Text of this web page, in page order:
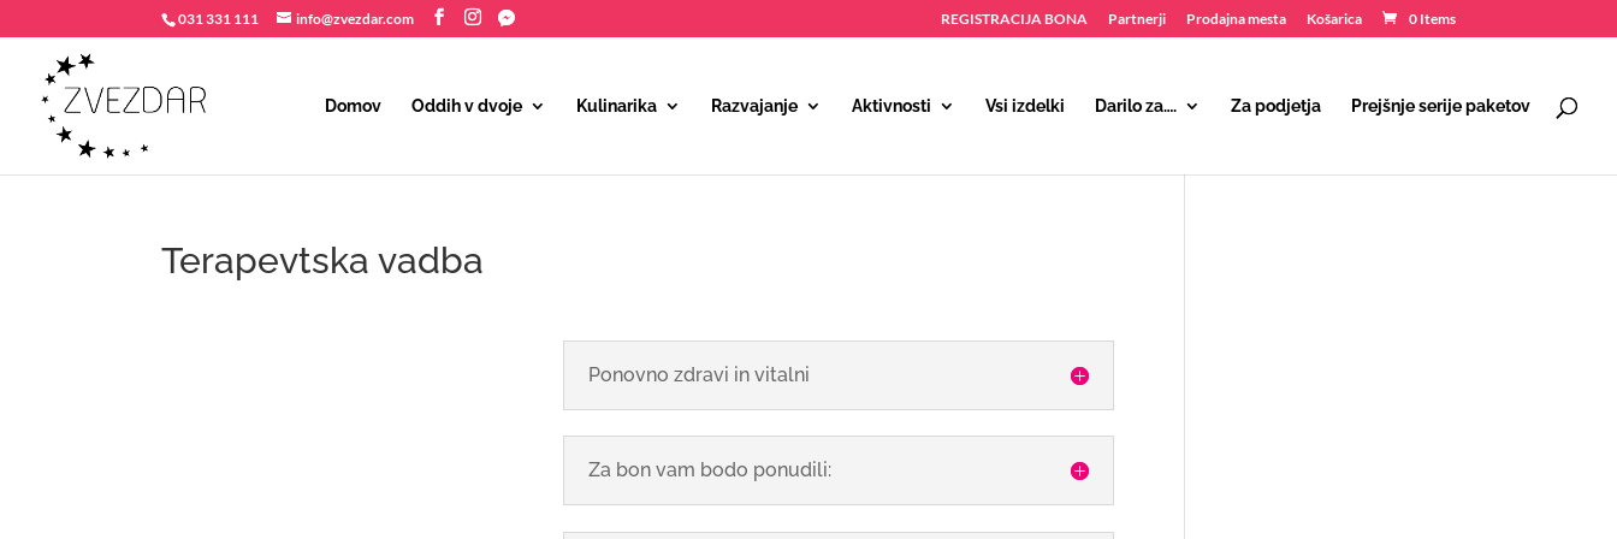
031 331 111 info@zvezdar.com REGISTRACIJA BONA Partnerji Prodajna mesta Košarica 0 Items
Domov Oddih v dvoje Kulinarika Razvajanje Aktivnosti Vsi izdelki Darilo za…. Za podjetja Prejšnje serije paketov
Terapevtska vadba
Ponovno zdravi in vitalni
Za bon vam bodo ponudili: